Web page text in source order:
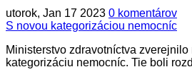
utorok, Jan 17 2023 0 komentárov
S novou kategorizáciou nemocníc
Ministerstvo zdravotníctva zverejnilo
kategorizáciu nemocníc. Tie boli